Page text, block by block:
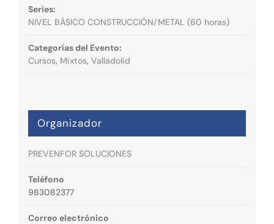
Series:
NIVEL BÁSICO CONSTRUCCIÓN/METAL (60 horas)
Categorías del Evento:
Cursos, Mixtos, Valladolid
Organizador
PREVENFOR SOLUCIONES
Teléfono
983082377
Correo electrónico